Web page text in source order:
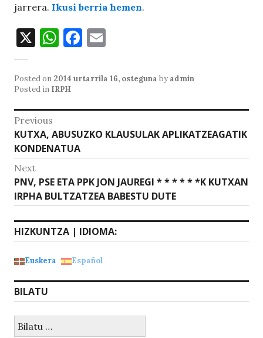
jarrera. Ikusi berria hemen.
X W
at
s
A
p
p
F
c
b
o
ai
Posted on 2014 urtarrila 16, osteguna by admin
Posted in IRPH
Bidalketetan
zehar
nabigatu
Previous
Previous
post:
KUTXA, ABUSUZKO KLAUSULAK APLIKATZEAGATIK
KONDENATUA
Next
Next
post:
PNV, PSE ETA PPK JON JAUREGI * * * * * *K KUTXAN
IRPHA BULTZATZEA BABESTU DUTE
HIZKUNTZA | IDIOMA:
Euskera Español
BILATU